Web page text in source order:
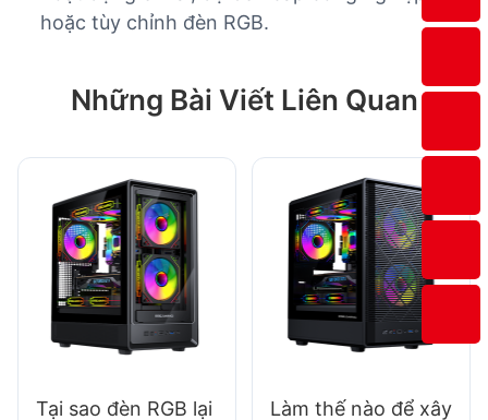
hoặc tùy chỉnh đèn RGB.
Những Bài Viết Liên Quan
Tại sao đèn RGB lại
Làm thế nào để xây